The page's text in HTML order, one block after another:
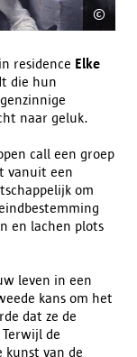
©
residence Elke
die hun
naar geluk.
call een groep
vanuit een
om
en lachen plots
leven in een
kans om het
dat ze de
de
kunst van de